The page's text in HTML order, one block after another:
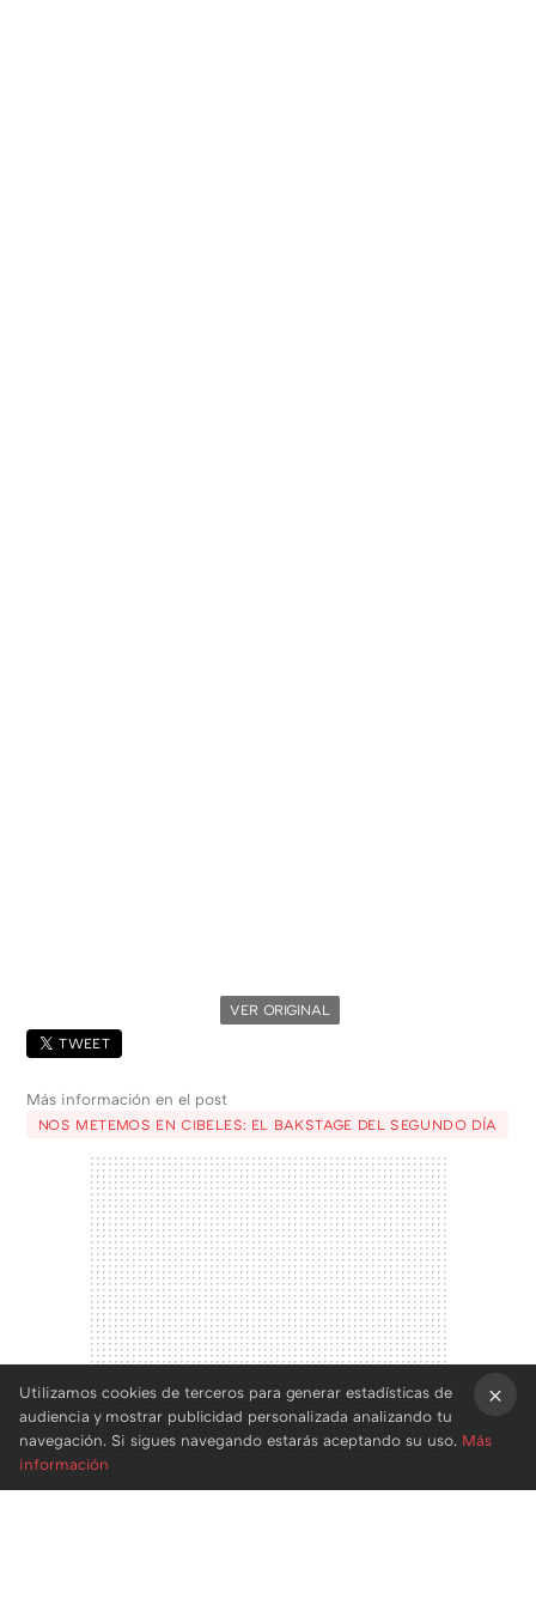
VER ORIGINAL
TWEET
Más información en el post
NOS METEMOS EN CIBELES: EL BAKSTAGE DEL SEGUNDO DÍA
Utilizamos cookies de terceros para generar estadísticas de
audiencia y mostrar publicidad personalizada analizando tu
navegación. Si sigues navegando estarás aceptando su uso. Más
información